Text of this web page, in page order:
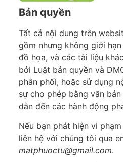
Bản quyền
Tất cả nội dung trên
gồm nhưng không giới
đồ họa, và các tài liệu
bởi Luật bản quyền và
phân phối, hoặc sử dụng
sự cho phép bằng văn
dẫn đến các hành động
Nếu bạn phát hiện vi
liên hệ với chúng tôi qua
matphuoctu@gmail.com.